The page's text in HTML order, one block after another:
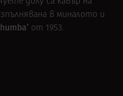
в миналото и
от 1953.